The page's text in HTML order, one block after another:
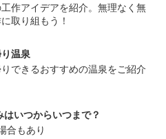
作アイデアを紹介。無理なく無
取り組もう！
温泉
できるおすすめの温泉をご紹介
いつからいつまで？
合もあり